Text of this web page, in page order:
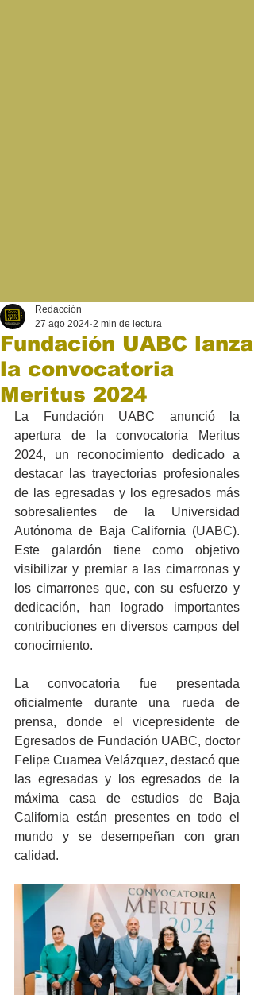
Fundación UABC lanza
la convocatoria
Meritus 2024
Redacción
27 ago 2024 2 min de lectura
La Fundación UABC anunció la
apertura de la convocatoria Meritus
2024, un reconocimiento dedicado a
destacar las trayectorias profesionales
de las egresadas y los egresados más
sobresalientes de la Universidad
Autónoma de Baja California (UABC).
Este galardón tiene como objetivo
visibilizar y premiar a las cimarronas y
los cimarrones que, con su esfuerzo y
dedicación, han logrado importantes
contribuciones en diversos campos del
conocimiento.
La convocatoria fue presentada
oficialmente durante una rueda de
prensa, donde el vicepresidente de
Egresados de Fundación UABC, doctor
Felipe Cuamea Velázquez, destacó que
las egresadas y los egresados de la
máxima casa de estudios de Baja
California están presentes en todo el
mundo y se desempeñan con gran
calidad.